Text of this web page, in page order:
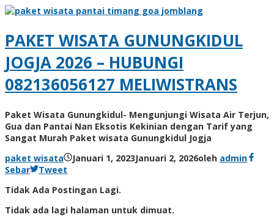
PAKET WISATA GUNUNGKIDUL
JOGJA 2026 – HUBUNGI
082136056127 MELIWISTRANS
Paket Wisata Gunungkidul- Mengunjungi Wisata Air Terjun,
Gua dan Pantai Nan Eksotis Kekinian dengan Tarif yang
Sangat Murah Paket wisata Gunungkidul Jogja
paket wisata
Januari 1, 2023Januari 2, 2026oleh admin
Sebar
Tweet
Tidak Ada Postingan Lagi.
Tidak ada lagi halaman untuk dimuat.